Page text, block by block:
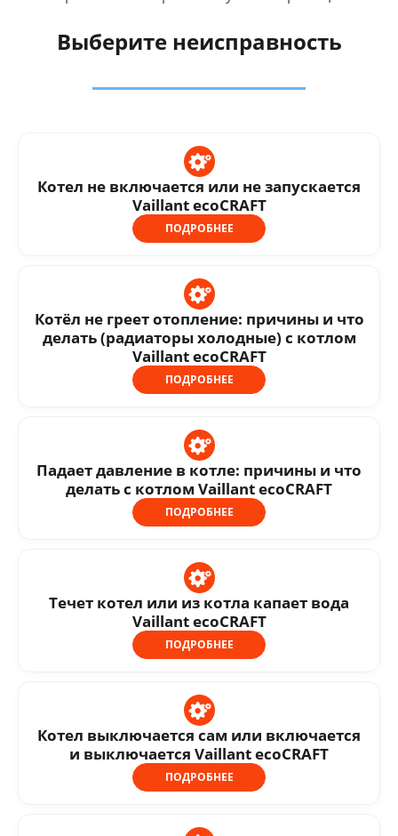
Выберите неисправность
Котел не включается или не запускается
Vaillant ecoCRAFT
ПОДРОБНЕЕ
Котёл не греет отопление: причины и что
делать (радиаторы холодные) с котлом
Vaillant ecoCRAFT
ПОДРОБНЕЕ
Падает давление в котле: причины и что
делать с котлом Vaillant ecoCRAFT
ПОДРОБНЕЕ
Течет котел или из котла капает вода
Vaillant ecoCRAFT
ПОДРОБНЕЕ
Котел выключается сам или включается
и выключается Vaillant ecoCRAFT
ПОДРОБНЕЕ